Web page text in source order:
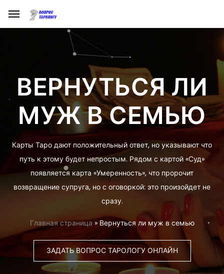
ВЕРНУТЬСЯ ЛИ
МУЖ В СЕМЬЮ
Карты Таро дают положительный ответ, но указывают что
путь к этому будет непростым. Рядом с картой «Суд»
появляется карта «Умеренность», что пророчит
возвращение супруга, но с оговоркой: это произойдет не
сразу.
Главная страница » Вернуться ли муж в семью
ЗАДАТЬ ВОПРОС ТАРОЛОГУ ОНЛАЙН